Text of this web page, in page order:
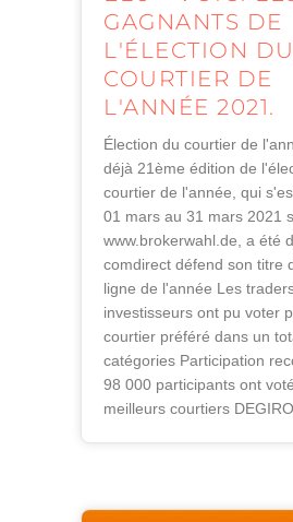
GAGNANTS DE
L'ÉLECTION DU
COURTIER DE
L'ANNÉE 2021.
Élection du courtier de
déjà 21ème édition de
courtier de l'année, qui
01 mars au 31 mars 2021
www.brokerwahl.de, a été
comdirect défend son titre
ligne de l'année Les
investisseurs ont pu voter
courtier préféré dans un
catégories Participation
98 000 participants ont
meilleurs courtiers